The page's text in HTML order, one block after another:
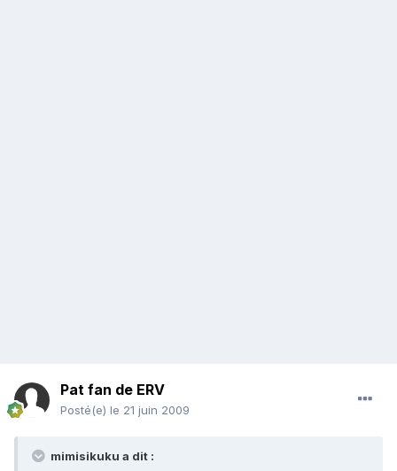
Pat fan de ERV
Posté(e) le 21 juin 2009
mimisikuku a dit :